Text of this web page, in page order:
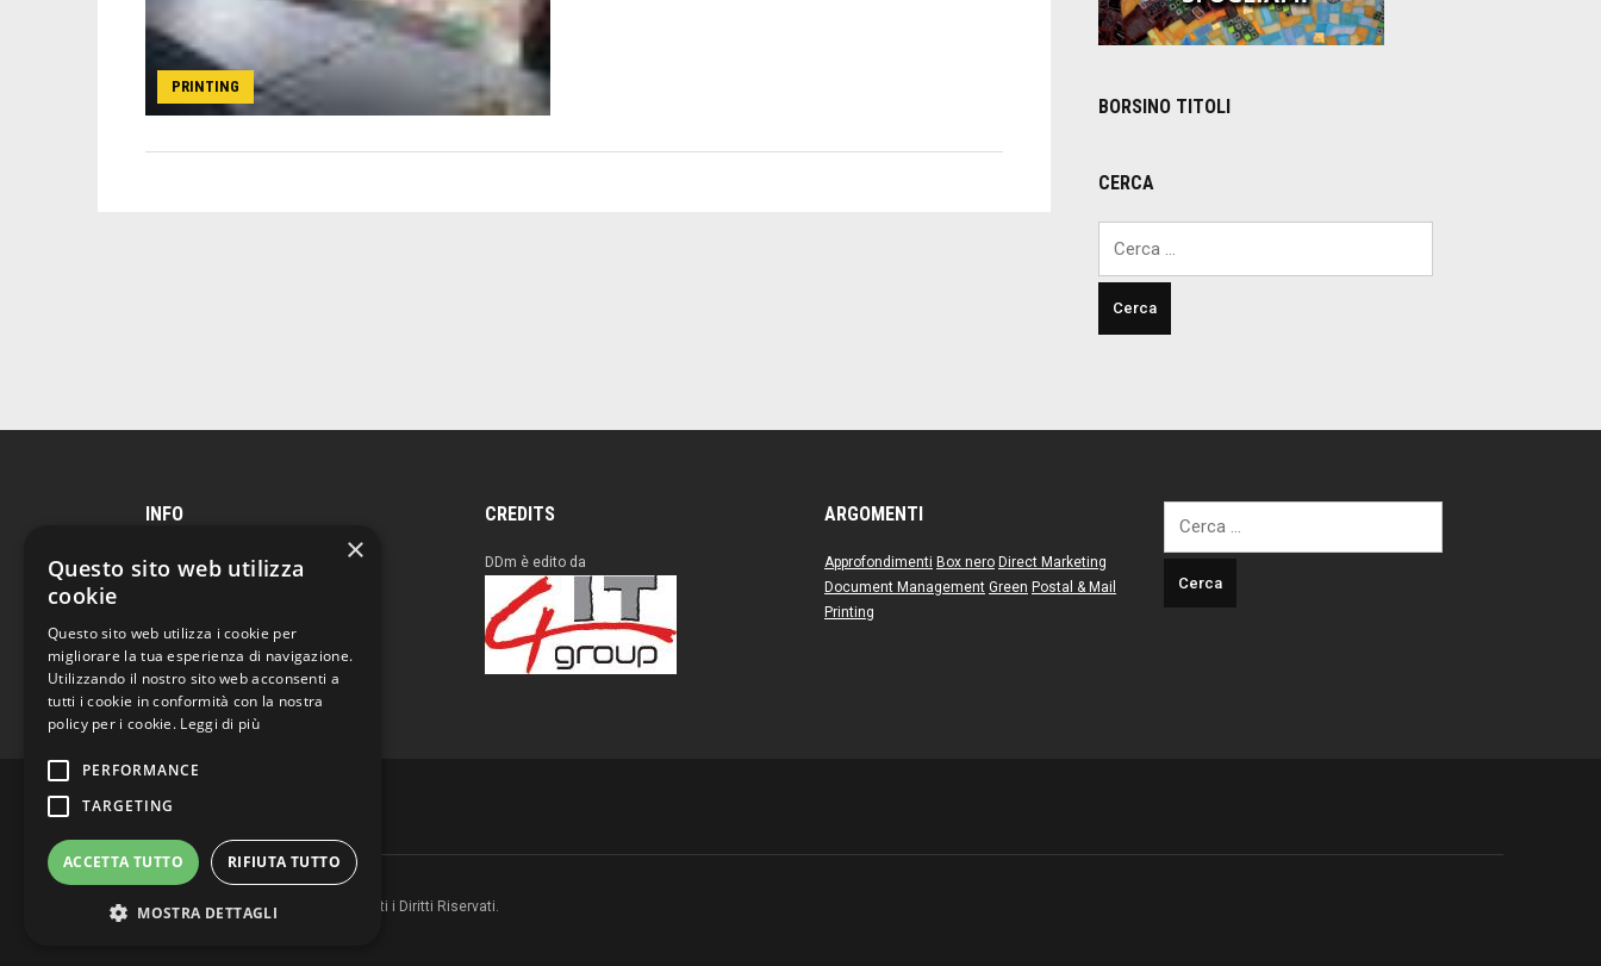
PRINTING
Alpha
BORSINO TITOLI
CERCA
INFO
Reg. Tribunale Milano
C.F. e P.I. 04961230960
CREDITS
DDm è edito da
ARGOMENTI
Approfondimenti Box nero Direct Marketing
Document Management Green Postal & Mail
Printing
per:
Copyright © 2026 DD magazine. Tutti i Diritti Riservati.
×
Questo sito web utilizza
cookie
Questo sito web utilizza i cookie per
migliorare la tua esperienza di navigazione.
Utilizzando il nostro sito web acconsenti a
tutti i cookie in conformità con la nostra
policy per i cookie. Leggi di più
PERFORMANCE
TARGETING
ACCETTA TUTTO RIFIUTA TUTTO
MOSTRA DETTAGLI